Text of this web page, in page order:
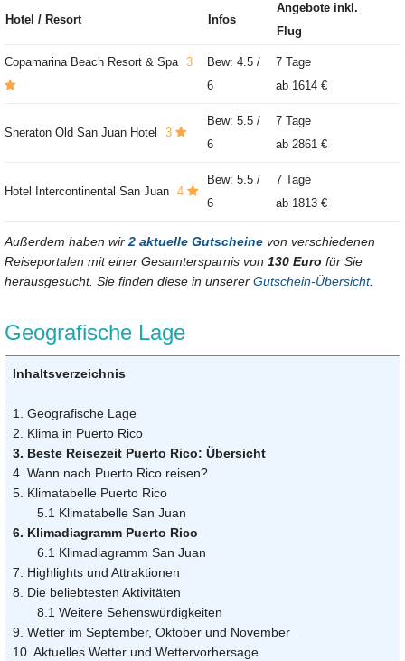
Hotel / Resort Infos
Angebote inkl.
Flug
Copamarina Beach Resort & Spa 3
Bew: 4.5 /
6
7 Tage
ab 1614 €
Sheraton Old San Juan Hotel 3
Bew: 5.5 /
6
7 Tage
ab 2861 €
Hotel Intercontinental San Juan 4
Bew: 5.5 /
6
7 Tage
ab 1813 €
Außerdem haben wir2 aktuelle Gutscheine von verschiedenen
Reiseportalen mit einer Gesamtersparnis von 130 Euro für Sie
herausgesucht. Sie finden diese in unserer Gutschein-Übersicht.
Geografische Lage
Inhaltsverzeichnis
1. Geografische Lage
2. Klima in Puerto Rico
3. Beste Reisezeit Puerto Rico: Übersicht
4. Wann nach Puerto Rico reisen?
5. Klimatabelle Puerto Rico
5.1 Klimatabelle San Juan
6. Klimadiagramm Puerto Rico
6.1 Klimadiagramm San Juan
7. Highlights und Attraktionen
8. Die beliebtesten Aktivitäten
8.1 Weitere Sehenswürdigkeiten
9. Wetter im September, Oktober und November
10. Aktuelles Wetter und Wettervorhersage